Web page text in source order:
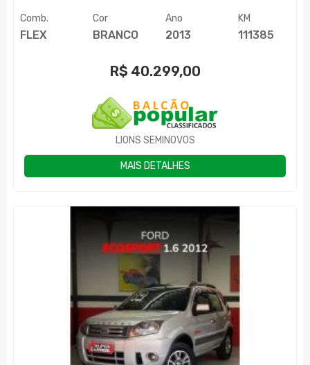
Comb.
FLEX
Cor
BRANCO
Ano
2013
KM
111385
R$ 40.299,00
LIONS SEMINOVOS
MAIS DETALHES